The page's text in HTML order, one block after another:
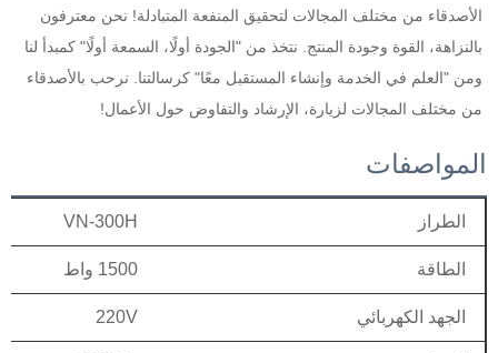
من مختلف المجالات لزيارة، الإرشاد والتفاوض حول الأعمال!
المواصفات
الطراز VN-300H
الطاقة 1500 واط
الجهد الكهربائي 220V